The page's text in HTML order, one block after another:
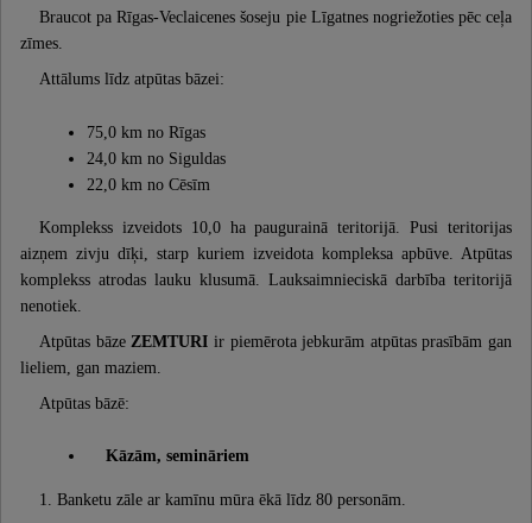
Braucot pa Rīgas-Veclaicenes šoseju pie Līgatnes nogriežoties pēc ceļa
zīmes.
Attālums līdz atpūtas bāzei:
75,0 km no Rīgas
24,0 km no Siguldas
22,0 km no Cēsīm
Komplekss izveidots 10,0 ha paugurainā teritorijā. Pusi teritorijas
aizņem zivju dīķi, starp kuriem izveidota kompleksa apbūve. Atpūtas
komplekss atrodas lauku klusumā. Lauksaimnieciskā darbība teritorijā
nenotiek.
Atpūtas bāze ZEMTURI ir piemērota jebkurām atpūtas prasībām gan
lieliem, gan maziem.
Atpūtas bāzē:
Kāzām, semināriem
1. Banketu zāle ar kamīnu mūra ēkā līdz 80 personām.